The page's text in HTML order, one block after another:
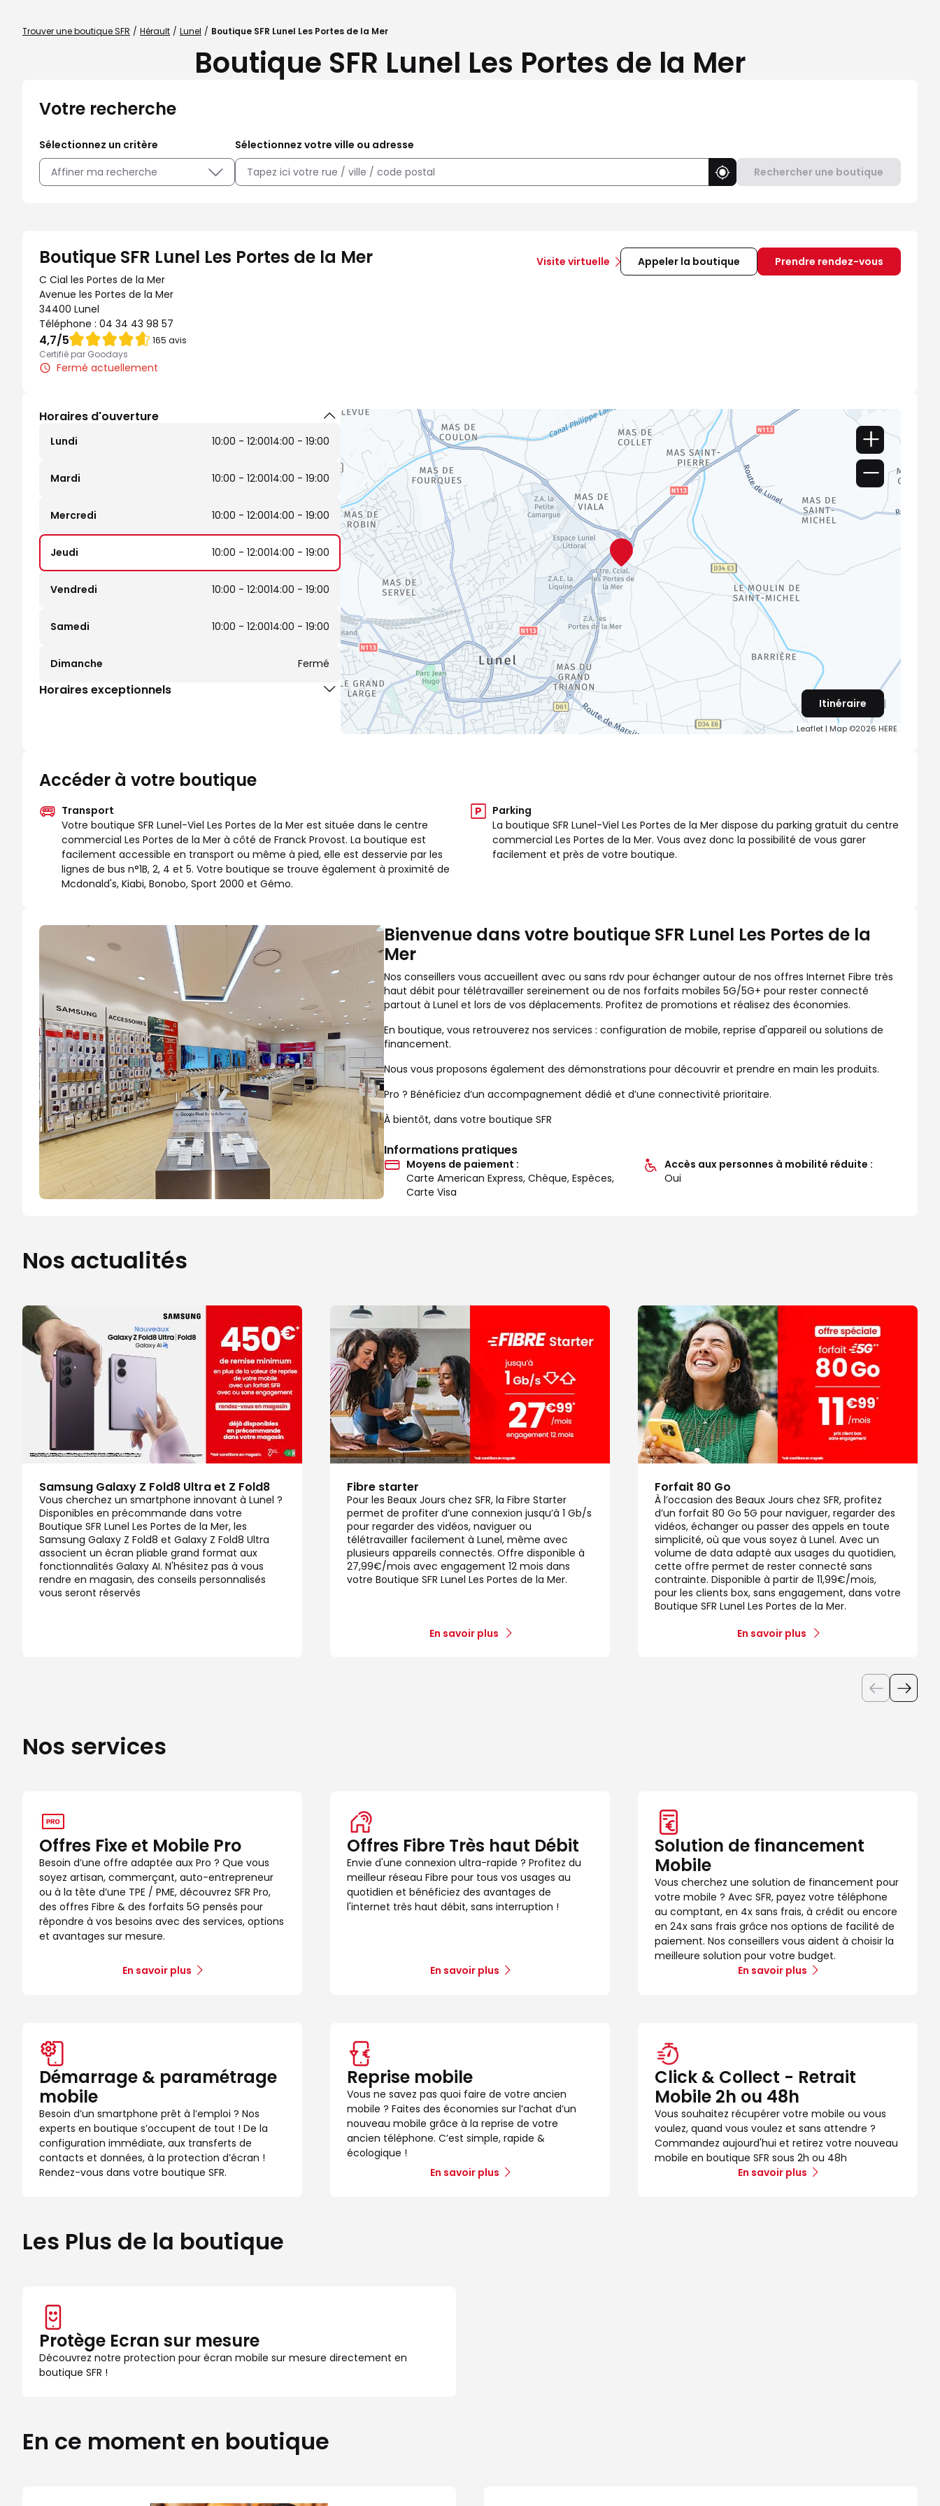
Trouver une boutique SFR Hérault Lunel Boutique SFR Lunel Les Portes de la Mer
Boutique SFR Lunel Les Portes de la Mer
Votre recherche
Sélectionnez un critère
Affiner ma recherche
Sélectionnez votre ville ou adresse
Utiliser ma position
Rechercher une boutique
Boutique SFR Lunel Les Portes de la Mer
C Cial les Portes de la Mer
Avenue les Portes de la Mer
34400 Lunel
Téléphone : 04 34 43 98 57
4,7/5Note de 4.7 sur 5
165 avis
Certifié par Goodays
Fermé actuellement
Visite virtuelle Appeler la boutique Prendre rendez-vous
Horaires d'ouverture
Lundi 10:00 - 12:0014:00 - 19:00
Mardi 10:00 - 12:0014:00 - 19:00
Mercredi 10:00 - 12:0014:00 - 19:00
Jeudi 10:00 - 12:0014:00 - 19:00
Vendredi 10:00 - 12:0014:00 - 19:00
Samedi 10:00 - 12:0014:00 - 19:00
Dimanche Fermé
Horaires exceptionnels
Leaflet | Map ©2026 HERE
Itinéraire
Accéder à votre boutique
Transport
Votre boutique SFR Lunel-Viel Les Portes de la Mer est située dans le centre
commercial Les Portes de la Mer à côté de Franck Provost. La boutique est
facilement accessible en transport ou même à pied, elle est desservie par les
lignes de bus n°1B, 2, 4 et 5. Votre boutique se trouve également à proximité de
Mcdonald's, Kiabi, Bonobo, Sport 2000 et Gémo.
Parking
La boutique SFR Lunel-Viel Les Portes de la Mer dispose du parking gratuit du centre
commercial Les Portes de la Mer. Vous avez donc la possibilité de vous garer
facilement et près de votre boutique.
Bienvenue dans votre boutique SFR Lunel Les Portes de la
Mer
Nos conseillers vous accueillent avec ou sans rdv pour échanger autour de nos offres Internet Fibre très
haut débit pour télétravailler sereinement ou de nos forfaits mobiles 5G/5G+ pour rester connecté
partout à Lunel et lors de vos déplacements. Profitez de promotions et réalisez des économies.
En boutique, vous retrouverez nos services : configuration de mobile, reprise d'appareil ou solutions de
financement.
Nous vous proposons également des démonstrations pour découvrir et prendre en main les produits.
Pro ? Bénéficiez d’un accompagnement dédié et d’une connectivité prioritaire.
À bientôt, dans votre boutique SFR
Informations pratiques
Moyens de paiement :
Carte American Express, Chèque, Espèces,
Carte Visa
Accès aux personnes à mobilité réduite :
Oui
Nos actualités
Samsung Galaxy Z Fold8 Ultra et Z Fold8
Vous cherchez un smartphone innovant à Lunel ?
Disponibles en précommande dans votre
Boutique SFR Lunel Les Portes de la Mer, les
Samsung Galaxy Z Fold8 et Galaxy Z Fold8 Ultra
associent un écran pliable grand format aux
fonctionnalités Galaxy AI. N'hésitez pas à vous
rendre en magasin, des conseils personnalisés
vous seront réservés
Fibre starter
Pour les Beaux Jours chez SFR, la Fibre Starter
permet de profiter d’une connexion jusqu’à 1 Gb/s
pour regarder des vidéos, naviguer ou
télétravailler facilement à Lunel, même avec
plusieurs appareils connectés. Offre disponible à
27,99€/mois avec engagement 12 mois dans
votre Boutique SFR Lunel Les Portes de la Mer.
En savoir plus
Forfait 80 Go
À l’occasion des Beaux Jours chez SFR, profitez
d’un forfait 80 Go 5G pour naviguer, regarder des
vidéos, échanger ou passer des appels en toute
simplicité, où que vous soyez à Lunel. Avec un
volume de data adapté aux usages du quotidien,
cette offre permet de rester connecté sans
contrainte. Disponible à partir de 11,99€/mois,
pour les clients box, sans engagement, dans votre
Boutique SFR Lunel Les Portes de la Mer.
En savoir plus
Nos services
Offres Fixe et Mobile Pro
Besoin d’une offre adaptée aux Pro ? Que vous
soyez artisan, commerçant, auto-entrepreneur
ou à la tête d’une TPE / PME, découvrez SFR Pro,
des offres Fibre & des forfaits 5G pensés pour
répondre à vos besoins avec des services, options
et avantages sur mesure.
En savoir plus
Offres Fibre Très haut Débit
Envie d'une connexion ultra-rapide ? Profitez du
meilleur réseau Fibre pour tous vos usages au
quotidien et bénéficiez des avantages de
l'internet très haut débit, sans interruption !
En savoir plus
Solution de financement
Mobile
Vous cherchez une solution de financement pour
votre mobile ? Avec SFR, payez votre téléphone
au comptant, en 4x sans frais, à crédit ou encore
en 24x sans frais grâce nos options de facilité de
paiement. Nos conseillers vous aident à choisir la
meilleure solution pour votre budget.
En savoir plus
Démarrage & paramétrage
mobile
Besoin d’un smartphone prêt à l’emploi ? Nos
experts en boutique s’occupent de tout ! De la
configuration immédiate, aux transferts de
contacts et données, à la protection d’écran !
Rendez-vous dans votre boutique SFR.
Reprise mobile
Vous ne savez pas quoi faire de votre ancien
mobile ? Faites des économies sur l’achat d’un
nouveau mobile grâce à la reprise de votre
ancien téléphone. C’est simple, rapide &
écologique !
En savoir plus
Click & Collect - Retrait
Mobile 2h ou 48h
Vous souhaitez récupérer votre mobile ou vous
voulez, quand vous voulez et sans attendre ?
Commandez aujourd'hui et retirez votre nouveau
mobile en boutique SFR sous 2h ou 48h
En savoir plus
Les Plus de la boutique
Protège Ecran sur mesure
Découvrez notre protection pour écran mobile sur mesure directement en
boutique SFR !
En ce moment en boutique